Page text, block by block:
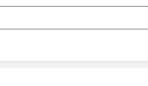
Bar